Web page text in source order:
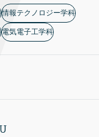
情報テクノロジー学科
電気電子工学科